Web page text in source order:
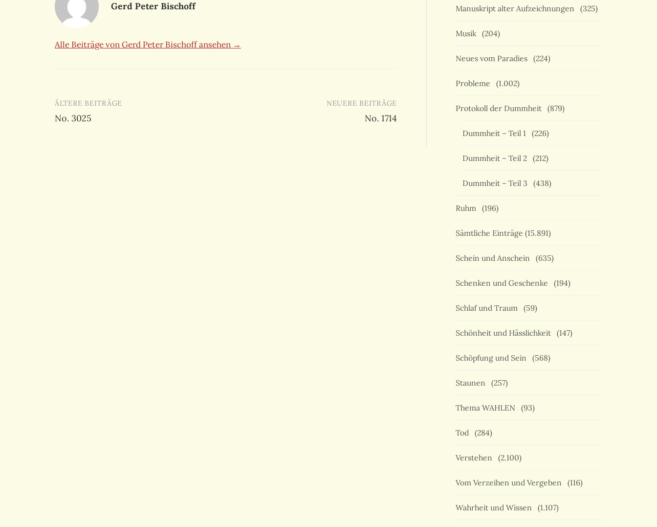
Gerd Peter Bischoff
Alle Beiträge von Gerd Peter Bischoff ansehen →
Beitragsnavigation
ÄLTERE BEITRÄGE
No. 3025
NEUERE BEITRÄGE
No. 1714
Manuskript alter Aufzeichnungen (325)
Musik (204)
Neues vom Paradies (224)
Probleme (1.002)
Protokoll der Dummheit (879)
Dummheit – Teil 1 (226)
Dummheit – Teil 2 (212)
Dummheit – Teil 3 (438)
Ruhm (196)
Sämtliche Einträge (15.891)
Schein und Anschein (635)
Schenken und Geschenke (194)
Schlaf und Traum (59)
Schönheit und Hässlichkeit (147)
Schöpfung und Sein (568)
Staunen (257)
Thema WAHLEN (93)
Tod (284)
Verstehen (2.100)
Vom Verzeihen und Vergeben (116)
Wahrheit und Wissen (1.107)